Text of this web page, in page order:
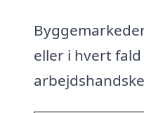
eller i hvert